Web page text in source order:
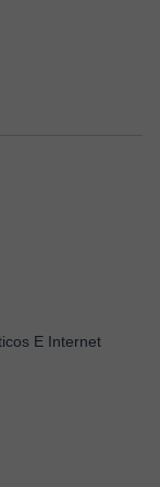
E Internet